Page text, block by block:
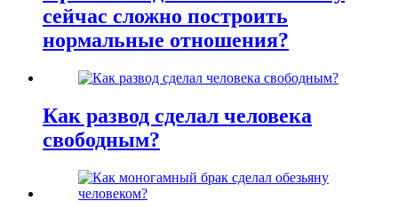
сейчас сложно построить
нормальные отношения?
Как развод сделал человека
свободным?